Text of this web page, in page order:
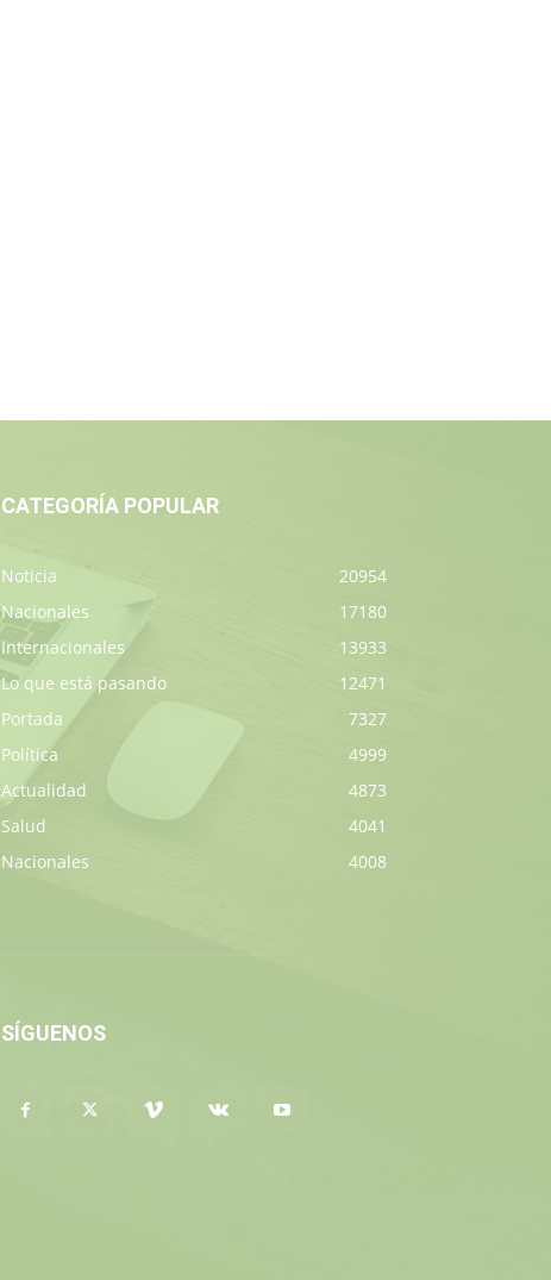
CATEGORÍA POPULAR
Noticia
20954
Nacionales
17180
Internacionales
13933
Lo que está pasando
12471
Portada
7327
Política
4999
Actualidad
4873
Salud
4041
Nacionales
4008
SÍGUENOS